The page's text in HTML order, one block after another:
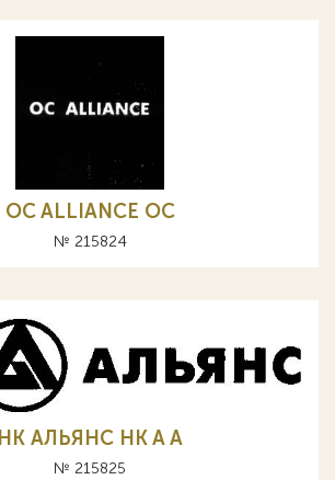
OC ALLIANCE ОС
№ 215824
НК АЛЬЯНС HK A А
№ 215825